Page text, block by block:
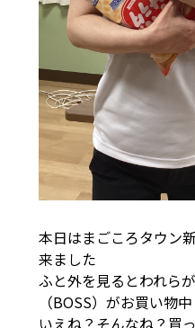
本日はまごころタウン
来ました
ふと外を見るとわれら
（BOSS）がお買い物中
いえね？そんなね？買